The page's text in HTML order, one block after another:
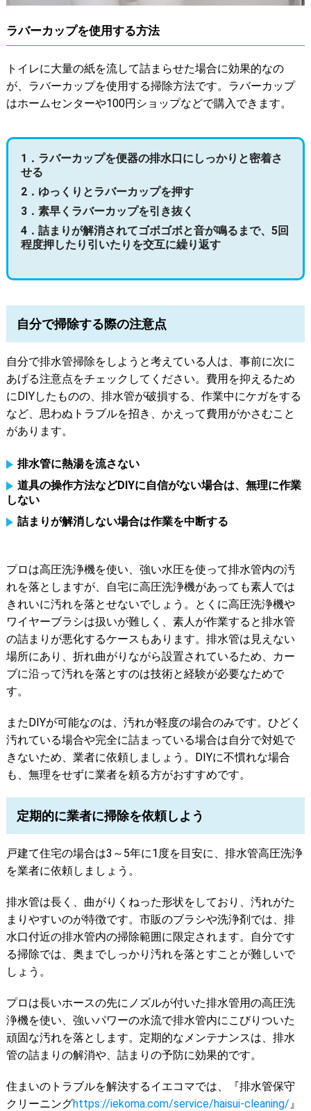
ラバーカップを使用する方法
トイレに大量の紙を流して詰まらせた場合に効果的なの
が、ラバーカップを使用する掃除方法です。ラバーカップ
はホームセンターや100円ショップなどで購入できます。
1．ラバーカップを便器の排水口にしっかりと密着さ
せる
2．ゆっくりとラバーカップを押す
3．素早くラバーカップを引き抜く
4．詰まりが解消されてゴボゴボと音が鳴るまで、5回
程度押したり引いたりを交互に繰り返す
自分で掃除する際の注意点
自分で排水管掃除をしようと考えている人は、事前に次に
あげる注意点をチェックしてください。費用を抑えるため
にDIYしたものの、排水管が破損する、作業中にケガをする
など、思わぬトラブルを招き、かえって費用がかさむこと
があります。
排水管に熱湯を流さない
道具の操作方法などDIYに自信がない場合は、無理に作業
しない
詰まりが解消しない場合は作業を中断する
プロは高圧洗浄機を使い、強い水圧を使って排水管内の汚
れを落としますが、自宅に高圧洗浄機があっても素人では
きれいに汚れを落とせないでしょう。とくに高圧洗浄機や
ワイヤーブラシは扱いが難しく、素人が作業すると排水管
の詰まりが悪化するケースもあります。排水管は見えない
場所にあり、折れ曲がりながら設置されているため、カー
ブに沿って汚れを落とすのは技術と経験が必要なためで
す。
またDIYが可能なのは、汚れが軽度の場合のみです。ひどく
汚れている場合や完全に詰まっている場合は自分で対処で
きないため、業者に依頼しましょう。DIYに不慣れな場合
も、無理をせずに業者を頼る方がおすすめです。
定期的に業者に掃除を依頼しよう
戸建て住宅の場合は3～5年に1度を目安に、排水管高圧洗浄
を業者に依頼しましょう。
排水管は長く、曲がりくねった形状をしており、汚れがた
まりやすいのが特徴です。市販のブラシや洗浄剤では、排
水口付近の排水管内の掃除範囲に限定されます。自分です
る掃除では、奥までしっかり汚れを落とすことが難しいで
しょう。
プロは長いホースの先にノズルが付いた排水管用の高圧洗
浄機を使い、強いパワーの水流で排水管内にこびりついた
頑固な汚れを落とします。定期的なメンテナンスは、排水
管の詰まりの解消や、詰まりの予防に効果的です。
住まいのトラブルを解決するイエコマでは、『排水管保守
クリーニングhttps://iekoma.com/service/haisui-cleaning/ 』